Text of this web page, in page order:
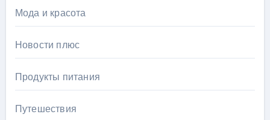
Мода и красота
Новости плюс
Продукты питания
Путешествия